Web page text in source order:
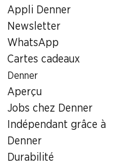
Appli Denner
Newsletter
WhatsApp
Cartes cadeaux
Denner
Aperçu
Jobs chez Denner
Indépendant grâce à
Denner
Durabilité
Retrait d'espèces avec la carte